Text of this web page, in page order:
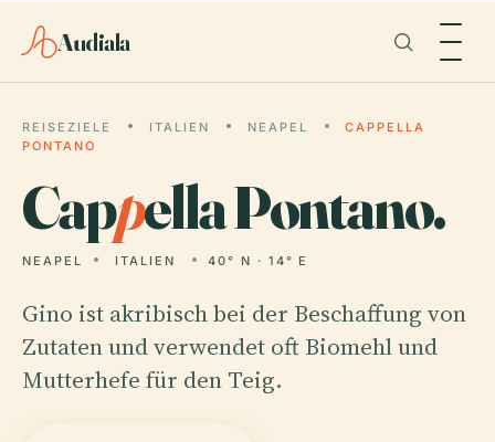
Audiala
REISEZIELE ITALIEN NEAPEL
CAPPELLA
PONTANO
Cappella Pontano.
NEAPEL ITALIEN 40° N · 14° E
Gino ist akribisch bei der Beschaffung von
Zutaten und verwendet oft Biomehl und
Mutterhefe für den Teig.